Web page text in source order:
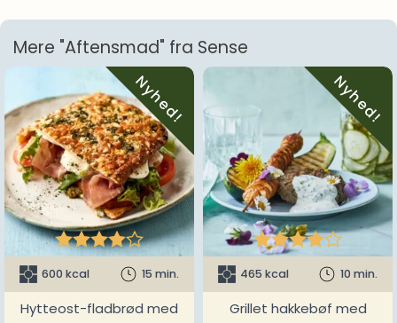
Mere "Aftensmad" fra Sense
Nyhed!

600 kcal 15 min.
Hytteost-fladbrød med
Nyhed!

465 kcal 10 min.
Grillet hakkebøf med